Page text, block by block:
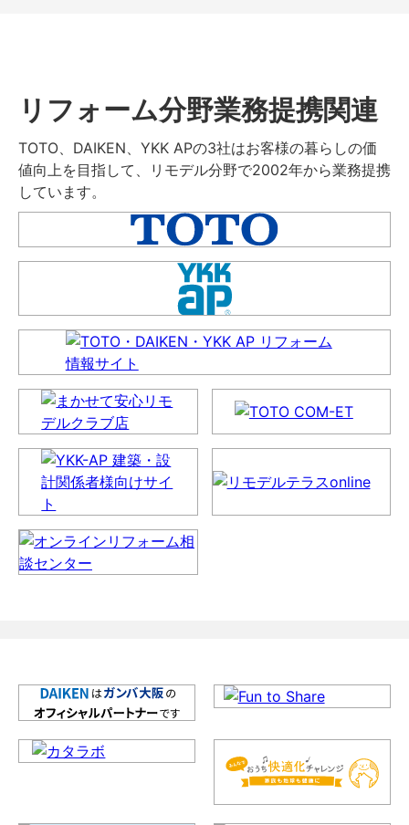
リフォーム分野業務提携関連
TOTO、DAIKEN、YKK APの3社はお客様の暮らしの価
値向上を目指して、リモデル分野で2002年から業務提携
しています。